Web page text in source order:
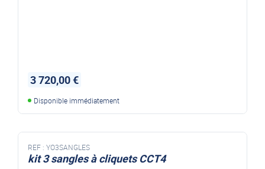
3 720,00 €
Disponible immédiatement
REF : YO3SANGLES
kit 3 sangles à cliquets CCT4